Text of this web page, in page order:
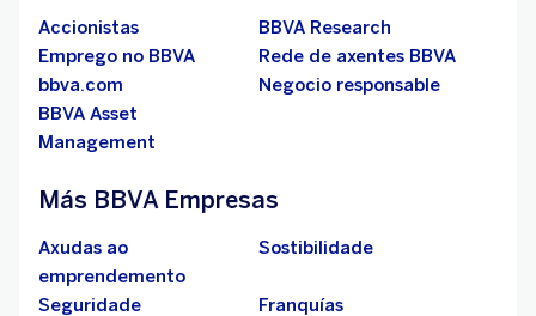
Accionistas
BBVA Research
Emprego no BBVA
Rede de axentes BBVA
bbva.com
Negocio responsable
BBVA Asset
Management
Más BBVA Empresas
Axudas ao
emprendemento
Sostibilidade
Seguridade
Franquías